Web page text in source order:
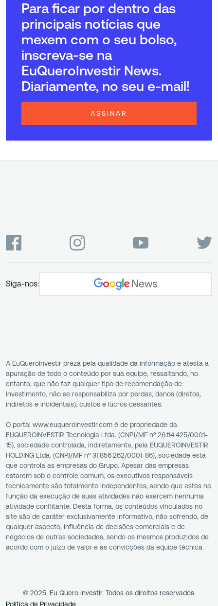
Para ficar por dentro das
principais notícias que
mexem com o seu bolso,
inscreva-se na
EuQueroInvestir News.
Diariamente, no seu e-mail!
ASSINAR
Siga-nos:
A EuQueroInvestir preza pela qualidade da informação e atesta a
apuração de todo o conteúdo por sua equipe, ressaltando, no
entanto, que não faz qualquer tipo de recomendação de
investimento, não se responsabiliza por perdas, danos (diretos,
indiretos e incidentais), custos e lucros cessantes.
O portal www.euqueroinvestir.com é de propriedade da
EUQUEROINVESTIR Tecnologia Ltda. (CNPJ/MF nº 26.114.425/0001-
15), sociedade controlada, indiretamente, pela EUQUEROINVESTIR
HOLDING Ltda. (CNPJ/MF nº 31.856.262/0001-86), sociedade esta
que controla as empresas do Grupo. Apesar das empresas
estarem sob o controle comum, os executivos responsáveis
tecnicamente são totalmente independentes, sendo que estes na
função da execução de suas atividades não exercem nenhuma
atividade conflitante. Desta forma, os conteúdos vinculados no
site são de caráter exclusivamente informativo, não sofrendo, de
qualquer aspecto, influência de decisões comerciais e de
negócios de outras sociedades, sendo os mesmos produzidos de
acordo com o juízo de valor e as convicções da equipe técnica.
© 2025. Eu Quero Investir. Todos os direitos reservados.
Política de Privacidade